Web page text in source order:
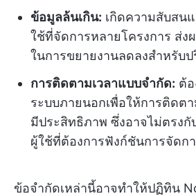
ข้อมูลล้นเกิน: เกิดความสับสน
ใช้ที่จัดการหลายโครงการ ส่ง
ในการขยายงานลดลงสำหรับ
การติดตามเวลาแบบจำกัด: ต้
ระบบภายนอกเพื่อให้การติดตา
มีประสิทธิภาพ ซึ่งอาจไม่ตรงกั
ผู้ใช้ที่ต้องการฟังก์ชันการจัดก
ข้อจำกัดเหล่านี้อาจทำให้ปฏิทิน